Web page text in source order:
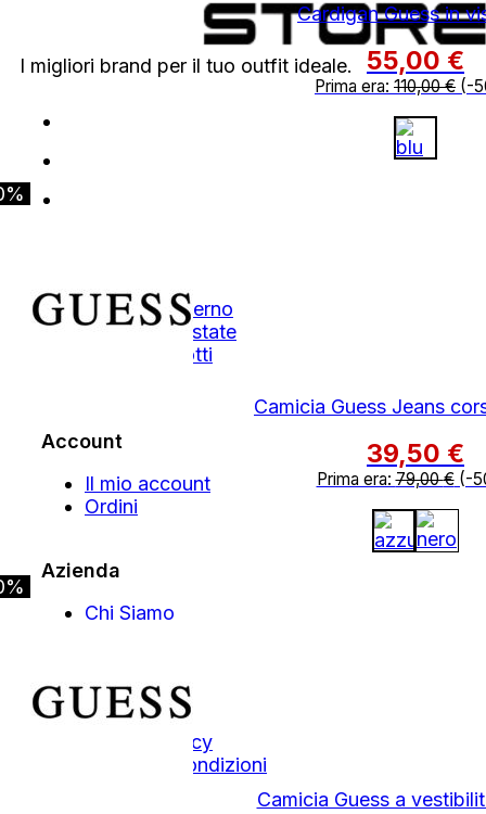
Cardigan Guess in
55,00 €
Prima era: 110,00€ (-
Camicia Guess Jeans
39,50 €
Prima era:79,00€(-
Camicia Guess a
I migliori brand per il tuo outfit ideale.
Autunno Inverno
Primavera Estate
Tutti i Prodotti
Account
Il mio account
Ordini
Azienda
Chi Siamo
Area Legale
Privacy Policy
Termini e Condizioni